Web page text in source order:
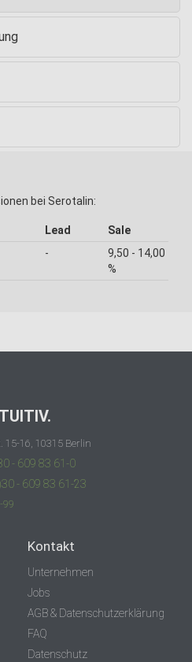
bei Serotalin:
Lead
Sale
-
9,50 - 14,00
%
15-16, 10315 Berlin
- 609 83 61-0
- 609 83 61-23
99
Kontakt
Unternehmen
Jobs
AGB & Datenschutzerklärung
FAQ
Datenschutz